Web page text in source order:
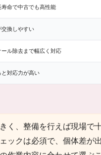
命で中古でも高性能
換しやすい
ル除去まで幅広く対応
対応力が高い
、整備を行えば現場で
ックは必須で、個体差が